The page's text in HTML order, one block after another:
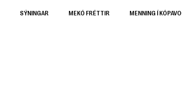
SÝNINGAR MEKÓ FRÉTTIR MENNING Í